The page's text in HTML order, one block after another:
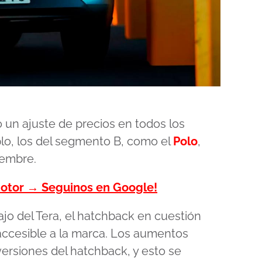
ajuste de precios en todos los
los del segmento B, como elPolo,
→ Seguinos en Google!
del Tera, el hatchback en cuestión
a la marca. Los aumentos
del hatchback, y esto se